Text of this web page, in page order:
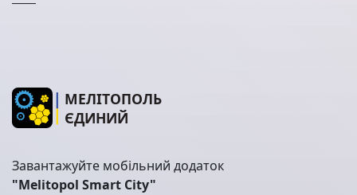
МЕЛІТОПОЛЬ
ЄДИНИЙ
Завантажуйте мобільний додаток
"Melitopol Smart City"